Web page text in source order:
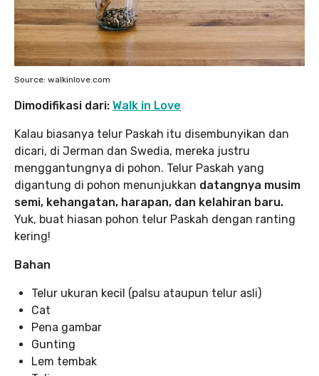
Source: walkinlove.com
Dimodifikasi dari: Walk in Love
Kalau biasanya telur Paskah itu disembunyikan dan
dicari, di Jerman dan Swedia, mereka justru
menggantungnya di pohon. Telur Paskah yang
digantung di pohon menunjukkan datangnya musim
semi, kehangatan, harapan, dan kelahiran baru.
Yuk, buat hiasan pohon telur Paskah dengan ranting
kering!
Bahan
Telur ukuran kecil (palsu ataupun telur asli)
Cat
Pena gambar
Gunting
Lem tembak